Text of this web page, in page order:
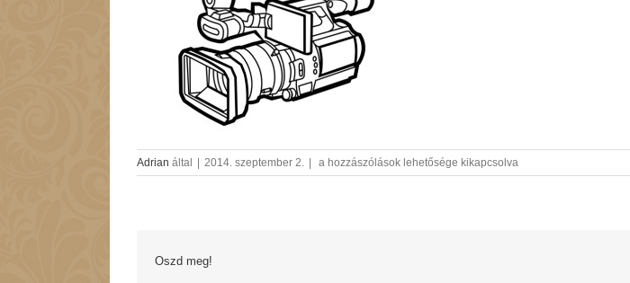
Adrian által 2014. szeptember 2.
eskuvoi_film_595x350
bejegyzéshez
a hozzászólások lehetősége kikapcsolva
Oszd meg!